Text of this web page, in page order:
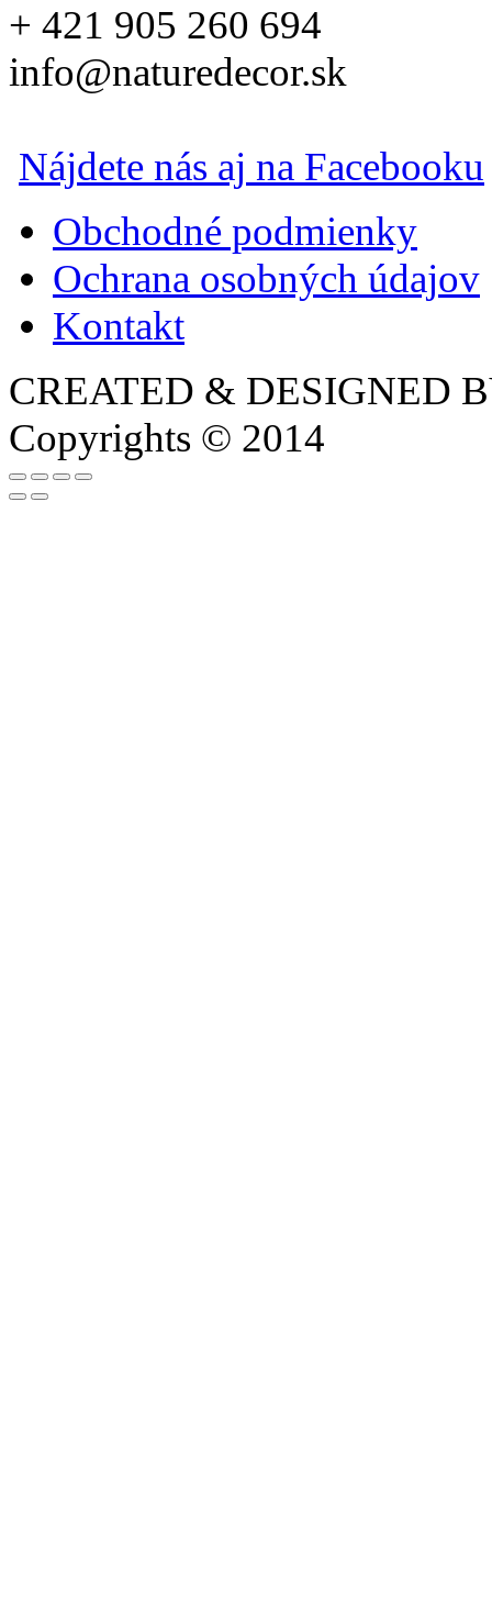
+ 421 905 260 694
info@naturedecor.sk
Nájdete nás aj na Facebooku
Obchodné podmienky
Ochrana osobných údajov
Kontakt
CREATED & DESIGNED
Copyrights © 2014